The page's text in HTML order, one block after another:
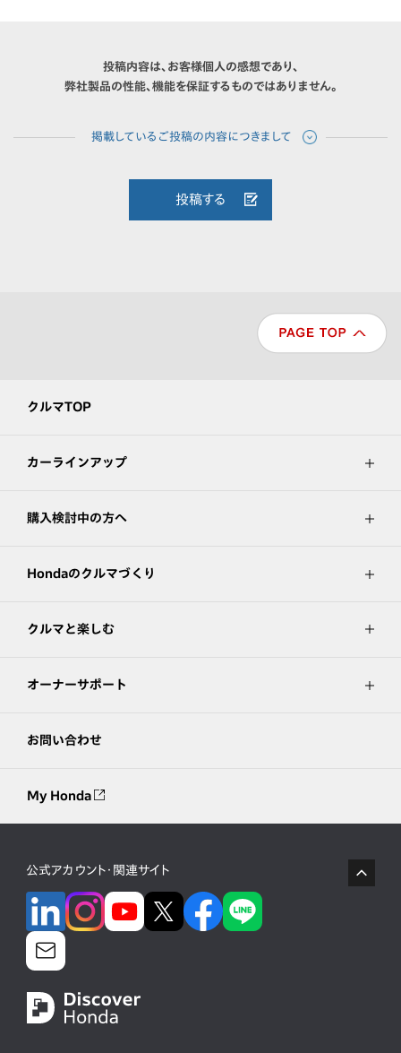
投稿内容は、お客様個人の感想であり、
弊社製品の性能、機能を保証するものではありません。
投稿する
クルマTOP
カーラインアップ
購入検討中の方へ
Hondaのクルマづくり
クルマと楽しむ
オーナーサポート
お問い合わせ
My Honda
公式アカウント・関連サイト